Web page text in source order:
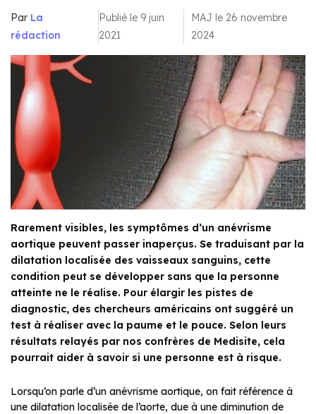
Par La
rédaction
Publié le 9 juin
2021
MAJ le 26 novembre
2024
Rarement visibles, les symptômes d’un anévrisme
aortique peuvent passer inaperçus. Se traduisant par la
dilatation localisée des vaisseaux sanguins, cette
condition peut se développer sans que la personne
atteinte ne le réalise. Pour élargir les pistes de
diagnostic, des chercheurs américains ont suggéré un
test à réaliser avec la paume et le pouce. Selon leurs
résultats relayés par nos confrères de Medisite, cela
pourrait aider à savoir si une personne est à risque.
Lorsqu’on parle d’un anévrisme aortique, on fait référence à
une dilatation localisée de l’aorte, due à une diminution de